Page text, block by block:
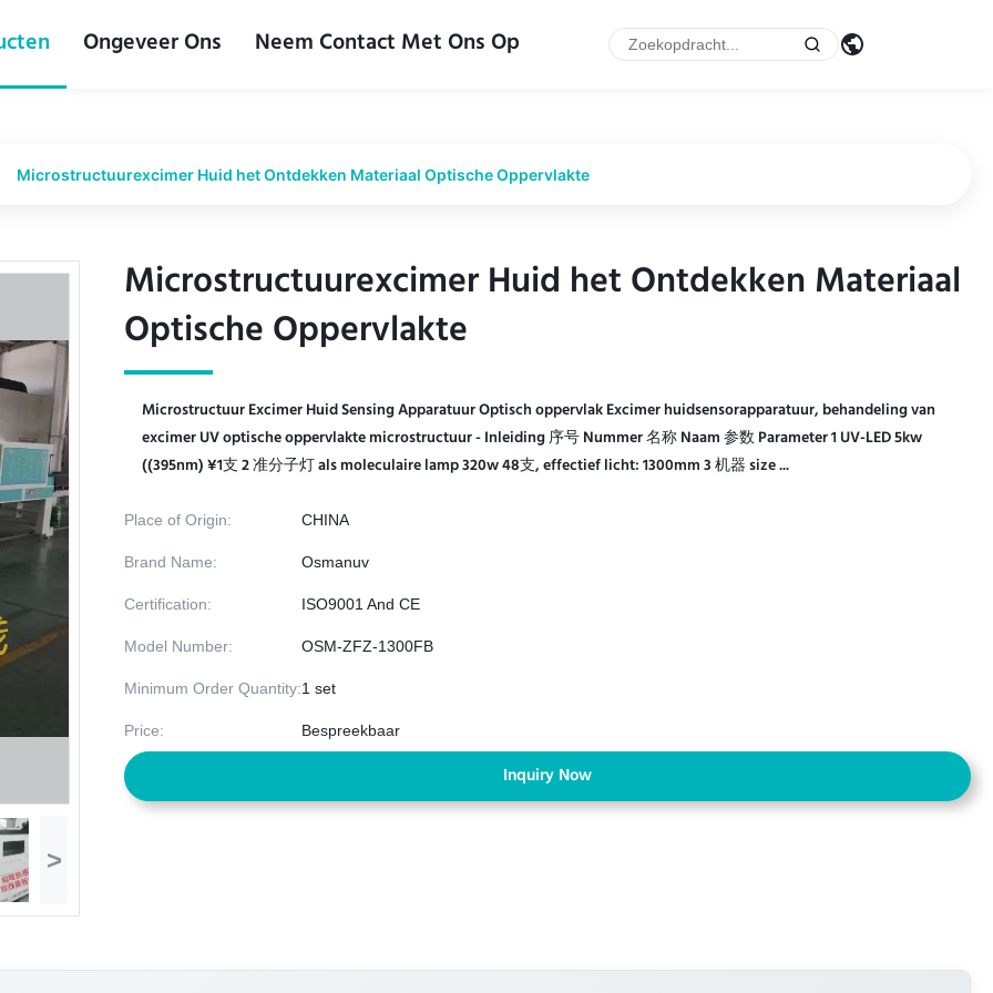
Ongeveer Ons Neem Contact Met Ons Op
Microstructuurexcimer Huid het Ontdekken Materiaal Optische Oppervlakte
>
Microstructuurexcimer Huid het Ontdekken Materiaal
Optische Oppervlakte
Microstructuurexcimer Huid het Ontdekken Materiaal
Optische Oppervlakte
Microstructuur Excimer Huid Sensing Apparatuur Optisch oppervlak Excimer huidsensorapparatuur, behandeling van
excimer UV optische oppervlakte microstructuur - Inleiding 序号 Nummer 名称 Naam 参数 Parameter 1 UV-LED 5kw
((395nm) ¥1支 2 准分子灯 als moleculaire lamp 320w 48支, effectief licht: 1300mm 3 机器 size ...
Place of Origin: CHINA
Brand Name: Osmanuv
Certification: ISO9001 And CE
Model Number: OSM-ZFZ-1300FB
Minimum Order Quantity:1 set
Price: Bespreekbaar
Inquiry Now